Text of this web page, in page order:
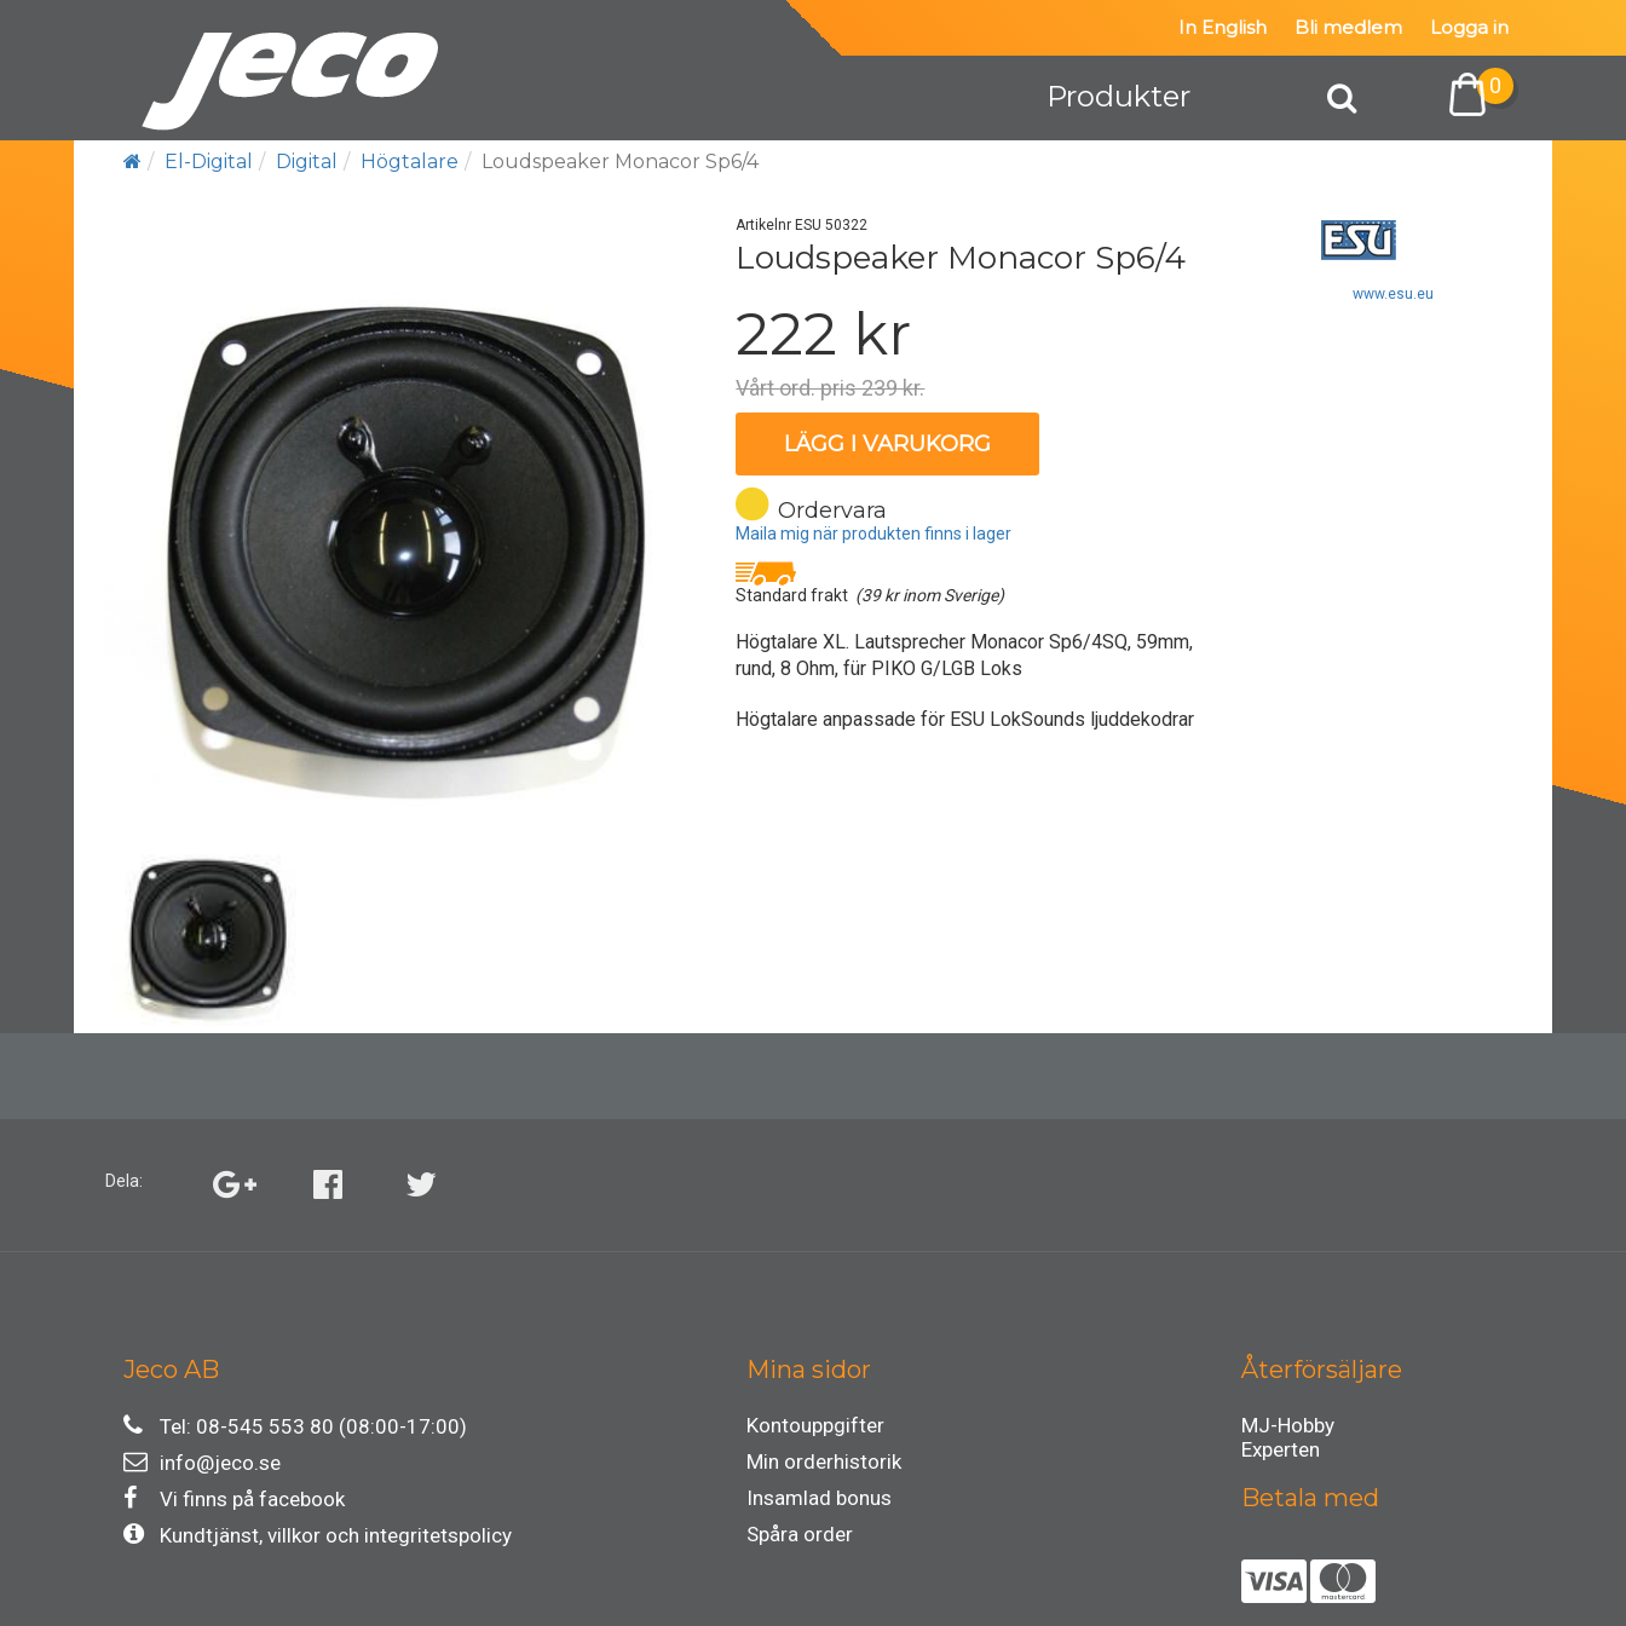
In English Bli medlem Logga in
Produkter 0
El-Digital Digital Högtalare Loudspeaker Monacor Sp6/4
Artikelnr ESU 50322
Loudspeaker Monacor Sp6/4
222 kr
Vårt ord. pris 239 kr.
LÄGG I VARUKORG
Ordervara
Maila mig när produkten finns i lager
Standard frakt (39 kr inom Sverige)
Högtalare XL. Lautsprecher Monacor Sp6/4SQ, 59mm,
rund, 8 Ohm, für PIKO G/LGB Loks
Högtalare anpassade för ESU LokSounds ljuddekodrar
www.esu.eu
Dela:
Jeco AB
Tel: 08-545 553 80 (08:00-17:00)
info@jeco.se
Vi finns på facebook
Kundtjänst, villkor och integritetspolicy
Mina sidor
Kontouppgifter
Min orderhistorik
Insamlad bonus
Spåra order
Återförsäljare
MJ-Hobby
Experten
Betala med